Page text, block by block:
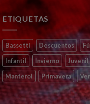
ETIQUETAS
Bassetti Descuentos
Infantil
Invierno
Juvenil
Manterol
Primavera